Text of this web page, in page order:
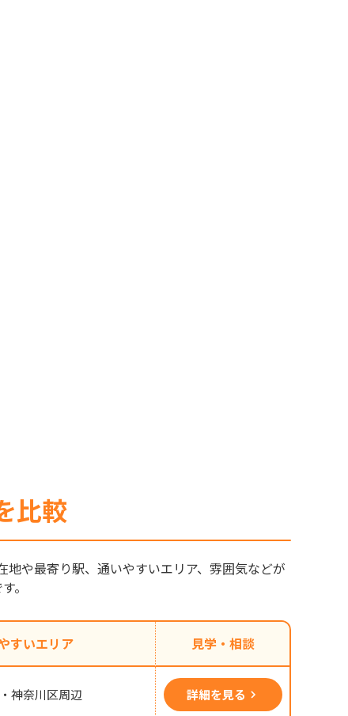
比較
や最寄り駅、通いやすいエリア、雰囲気などが
。
すいエリア 見学・相談
神奈川区周辺 詳細を見る